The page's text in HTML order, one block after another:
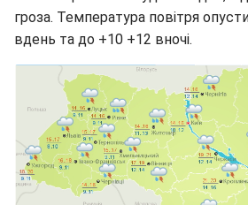
гроза. Температура повітря
вдень та до +10 +12 вночі.